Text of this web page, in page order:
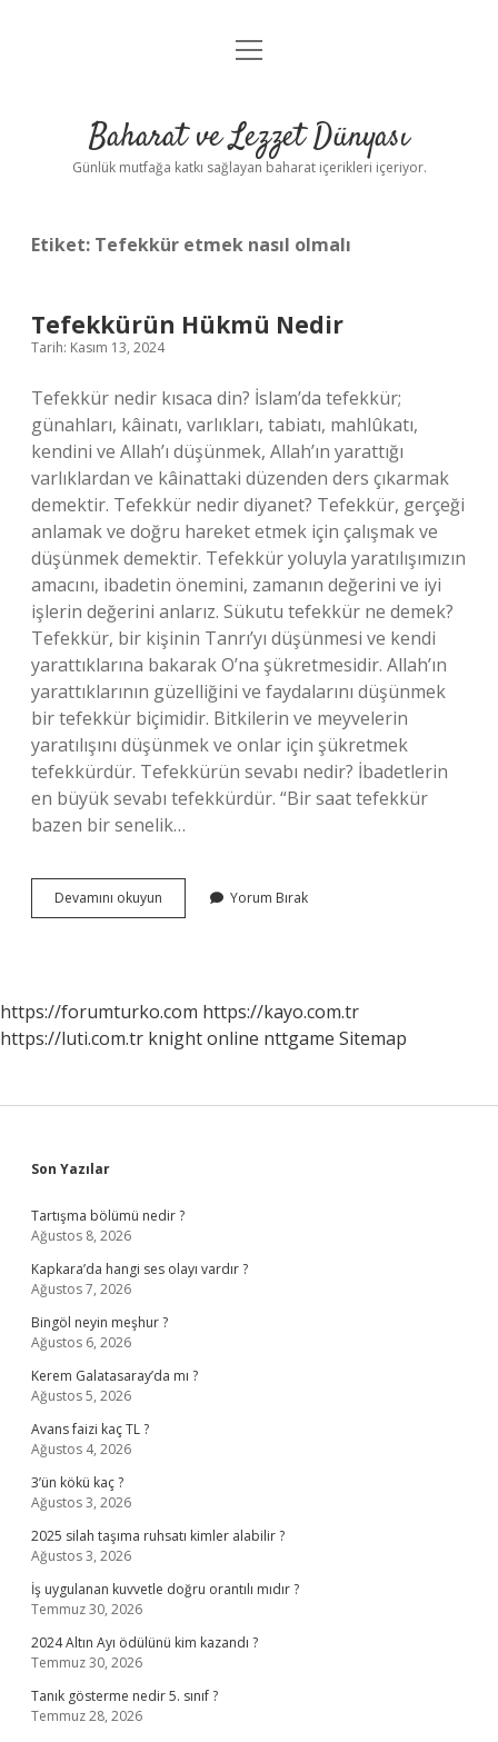
Anasayfa
Yasal Uyarı
menüyü
Baharat ve Lezzet Dünyası
Günlük mutfağa katkı sağlayan baharat içerikleri içeriyor.
Etiket: Tefekkür etmek nasıl olmalı
Tefekkürün Hükmü Nedir
Tarih: Kasım 13, 2024
Tefekkür nedir kısaca din? İslam’da tefekkür;
günahları, kâinatı, varlıkları, tabiatı, mahlûkatı,
kendini ve Allah’ı düşünmek, Allah’ın yarattığı
varlıklardan ve kâinattaki düzenden ders çıkarmak
demektir. Tefekkür nedir diyanet? Tefekkür, gerçeği
anlamak ve doğru hareket etmek için çalışmak ve
düşünmek demektir. Tefekkür yoluyla yaratılışımızın
amacını, ibadetin önemini, zamanın değerini ve iyi
işlerin değerini anlarız. Sükutu tefekkür ne demek?
Tefekkür, bir kişinin Tanrı’yı ​​düşünmesi ve kendi
yarattıklarına bakarak O’na şükretmesidir. Allah’ın
yarattıklarının güzelliğini ve faydalarını düşünmek
bir tefekkür biçimidir. Bitkilerin ve meyvelerin
yaratılışını düşünmek ve onlar için şükretmek
tefekkürdür. Tefekkürün sevabı nedir? İbadetlerin
en büyük sevabı tefekkürdür. “Bir saat tefekkür
bazen bir senelik…
Devamını okuyun Tefekkürün
Hükmü
Yorum Bırak
https://forumturko.com https://kayo.com.tr
https://luti.com.tr knight online nttgame Sitemap
Sidebar
Son Yazılar
Tartışma bölümü nedir ?
Ağustos 8, 2026
Kapkara’da hangi ses olayı vardır ?
Ağustos 7, 2026
Bingöl neyin meşhur ?
Ağustos 6, 2026
Kerem Galatasaray’da mı ?
Ağustos 5, 2026
Avans faizi kaç TL ?
Ağustos 4, 2026
3’ün kökü kaç ?
Ağustos 3, 2026
2025 silah taşıma ruhsatı kimler alabilir ?
Ağustos 3, 2026
İş uygulanan kuvvetle doğru orantılı mıdır ?
Temmuz 30, 2026
2024 Altın Ayı ödülünü kim kazandı ?
Temmuz 30, 2026
Tanık gösterme nedir 5. sınıf ?
Temmuz 28, 2026